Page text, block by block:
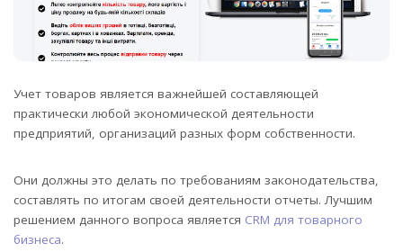
Учет товаров является важнейшей составляющей
практически любой экономической деятельности
предприятий, организаций разных форм собственности.
Они должны это делать по требованиям законодательства,
составлять по итогам своей деятельности отчеты. Лучшим
решением данного вопроса является CRM для товарного
бизнеса.